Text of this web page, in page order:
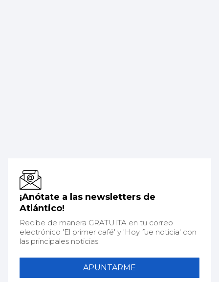
¡Anótate a las newsletters de
Atlántico!
Recibe de manera GRATUITA en tu correo
electrónico 'El primer café' y 'Hoy fue noticia' con
las principales noticias.
APUNTARME